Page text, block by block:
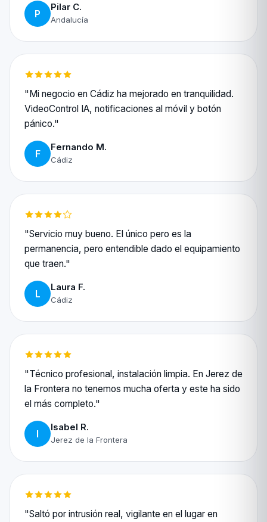
P
Pilar C.
Andalucía
"Mi negocio en Cádiz ha mejorado en tranquilidad.
VideoControl IA, notificaciones al móvil y botón
pánico."
F
Fernando M.
Cádiz
"Servicio muy bueno. El único pero es la
permanencia, pero entendible dado el equipamiento
que traen."
L
Laura F.
Cádiz
"Técnico profesional, instalación limpia. En Jerez de
la Frontera no tenemos mucha oferta y este ha sido
el más completo."
I
Isabel R.
Jerez de la Frontera
"Saltó por intrusión real, vigilante en el lugar en